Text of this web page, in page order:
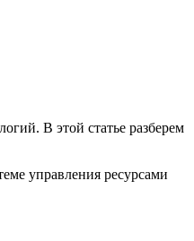
В этой статье разберем
управления ресурсами